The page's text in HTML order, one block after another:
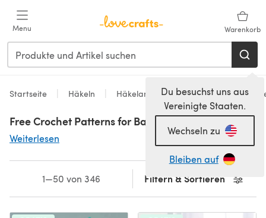
Menu Warenkorb
Du besuchst uns aus
Vereinigte Staaten.
Wechseln zu
Bleiben auf
Startseite Häkeln Häkelanleitungen Kostenlose
Free Crochet Patterns for Babies
Weiterlesen
Filtern & Sortieren
1—50 von 346